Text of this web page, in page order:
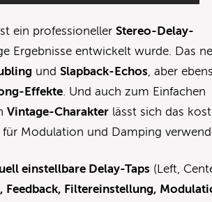
ein professionellerStereo-Delay-
Ergebnisse entwickelt wurde. Das
undSlapback-Echos, aber
Effekte. Und auch zum Einfachen
Vintage-Charakter lässt sich das
Modulation und Damping
einstellbare Delay-Taps (Left,
Feedback, Filtereinstellung,